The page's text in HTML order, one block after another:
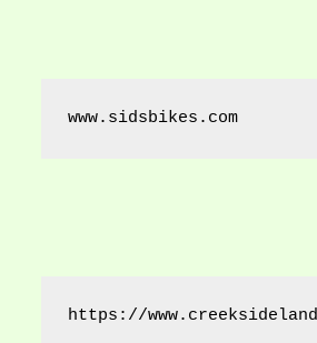
www.sidsbikes.com
https://